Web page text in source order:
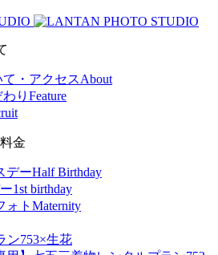
て・アクセスAbout
り Feature
金
デーHalf Birthday
1st birthday
ォト Maternity
ン753×生花